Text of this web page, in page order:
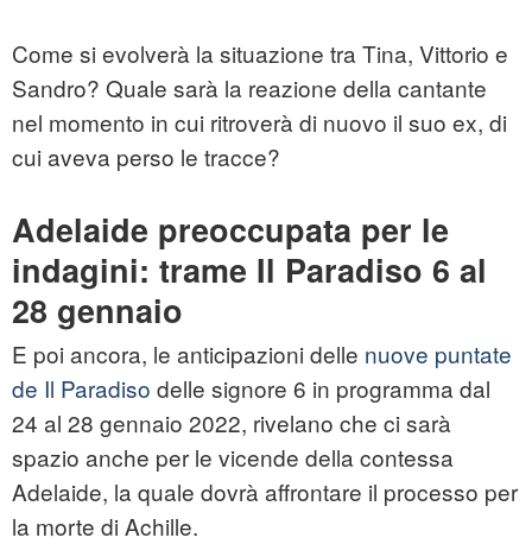
Come si evolverà la situazione tra Tina, Vittorio e
Sandro? Quale sarà la reazione della cantante
nel momento in cui ritroverà di nuovo il suo ex, di
cui aveva perso le tracce?
Adelaide preoccupata per le
indagini: trame Il Paradiso 6 al
28 gennaio
E poi ancora, le anticipazioni delle nuove puntate
de Il Paradiso delle signore 6 in programma dal
24 al 28 gennaio 2022, rivelano che ci sarà
spazio anche per le vicende della contessa
Adelaide, la quale dovrà affrontare il processo per
la morte di Achille.